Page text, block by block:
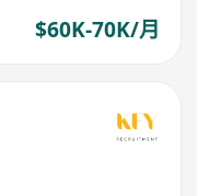
$60K-70K/月